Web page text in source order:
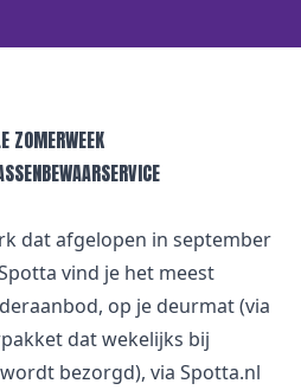
ZOMERWEEK
dat afgelopen in september
vind je het meest
op je deurmat (via
dat wekelijks bij
bezorgd), via Spotta.nl